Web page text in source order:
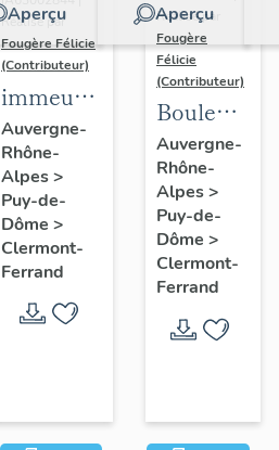
Aperçu
Réalisé par
Fougère Félicie
(Contributeur)
immeuble,
résidence
Cote-
Blatin
Auvergne-
Rhône-
Alpes>
Puy-de-
Dôme >
Clermont-
Ferrand
Aperçu
Réalisé par
Fougère
Félicie
(Contributeur)
Boulevard
Fleury
Auvergne-
Rhône-
Alpes>
Puy-de-
Dôme >
Clermont-
Ferrand